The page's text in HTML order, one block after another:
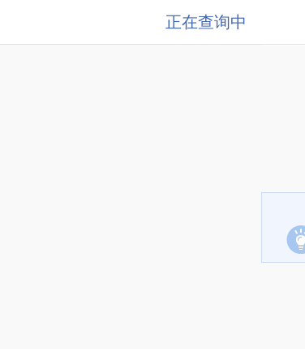
正在查询中